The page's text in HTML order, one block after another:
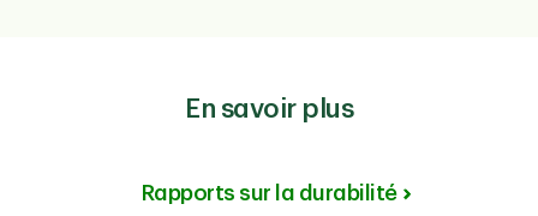
En savoir plus
Rapports sur la durabilité